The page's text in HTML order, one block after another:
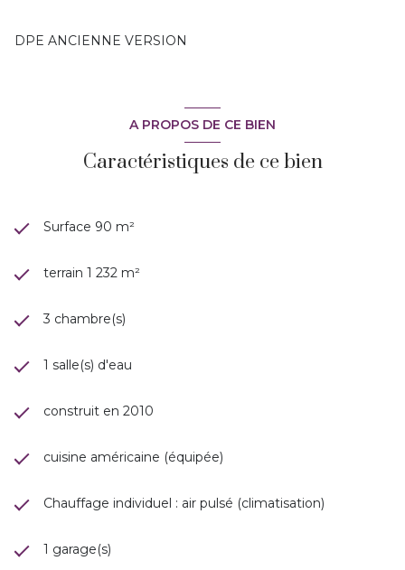
DPE ANCIENNE VERSION
A PROPOS DE CE BIEN
Caractéristiques de ce bien
Surface 90 m²
terrain 1 232 m²
3 chambre(s)
1 salle(s) d'eau
construit en 2010
cuisine américaine (équipée)
Chauffage individuel : air pulsé (climatisation)
1 garage(s)